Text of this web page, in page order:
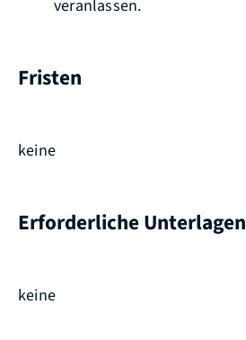
veranlassen.
Fristen
keine
Erforderliche Unterlagen
keine